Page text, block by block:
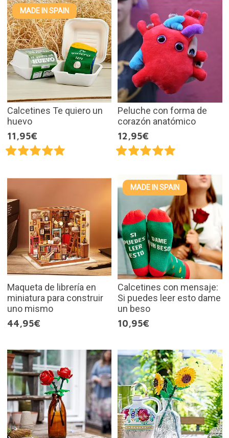
MADE IN SPAIN
Calcetines Te quiero un
huevo
11,95€
Peluche con forma de
corazón anatómico
12,95€
Maqueta de librería en
miniatura para construir
uno mismo
44,95€
MADE IN SPAIN
Calcetines con mensaje:
Si puedes leer esto dame
un beso
10,95€